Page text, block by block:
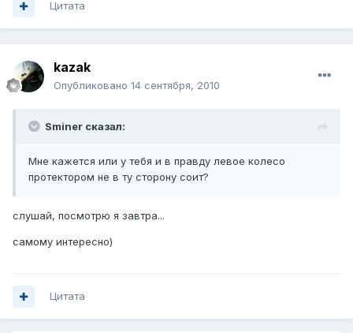
Цитата
kazak
Опубликовано 14 сентября, 2010
Sminer сказал:
Мне кажется или у тебя и в правду левое колесо
протектором не в ту сторону соит?
слушай, посмотрю я завтра...
самому интересно)
Цитата